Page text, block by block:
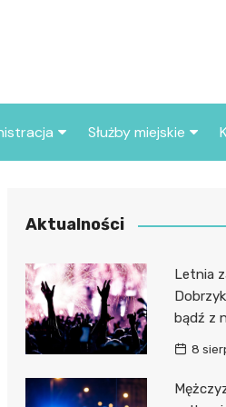
miasta
Służby miejskie
Policja
Aktualności
Letnia
bądź z
8